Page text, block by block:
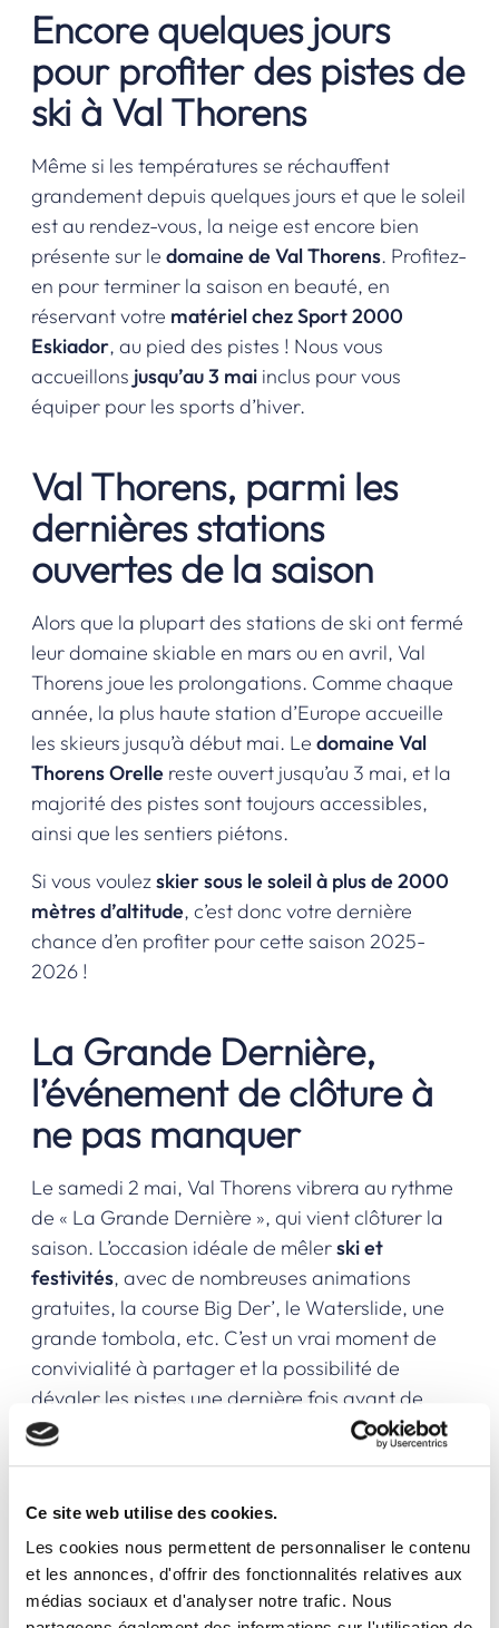
Ce site web utilise des cookies.
Les cookies nous permettent de personnaliser le contenu
et les annonces, d'offrir des fonctionnalités relatives aux
médias sociaux et d'analyser notre trafic. Nous
Encore quelques jours
pour profiter des pistes de
ski à Val Thorens
Même si les températures se réchauffent
grandement depuis quelques jours et que le soleil
est au rendez-vous, la neige est encore bien
présente sur le domaine de Val Thorens. Profitez-
en pour terminer la saison en beauté, en
réservant votre matériel chez Sport 2000
Eskiador, au pied des pistes ! Nous vous
accueillons jusqu’au 3 mai inclus pour vous
équiper pour les sports d’hiver.
Val Thorens, parmi les
dernières stations
ouvertes de la saison
Alors que la plupart des stations de ski ont fermé
leur domaine skiable en mars ou en avril, Val
Thorens joue les prolongations. Comme chaque
année, la plus haute station d’Europe accueille
les skieurs jusqu’à début mai. Le domaine Val
Thorens Orelle reste ouvert jusqu’au 3 mai, et la
majorité des pistes sont toujours accessibles,
ainsi que les sentiers piétons.
Si vous voulezskier sous le soleil à plus de 2000
mètres d’altitude, c’est donc votre dernière
chance d’en profiter pour cette saison 2025-
2026 !
La Grande Dernière,
l’événement de clôture à
ne pas manquer
Le samedi 2 mai, Val Thorens vibrera au rythme
de « La Grande Dernière », qui vient clôturer la
saison. L’occasion idéale de mêlerski et
festivités, avec de nombreuses animations
gratuites, la course Big Der’, le Waterslide, une
grande tombola, etc. C’est un vrai moment de
convivialité à partager et la possibilité de
dévaler les pistes une dernière fois avant de
ranger les skis. Toutes les informations sont à
site web de l’Office de Tourisme
Et quand bien même vous ne seriez pas
disponible pour cet événement, vous avez
encore toute une semaine pour venir skier à Val
Tho!